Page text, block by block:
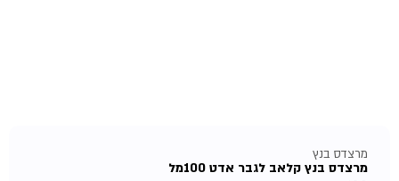
מרצדס בנץ
מרצדס בנץ קלאב לגבר אדט 100מל